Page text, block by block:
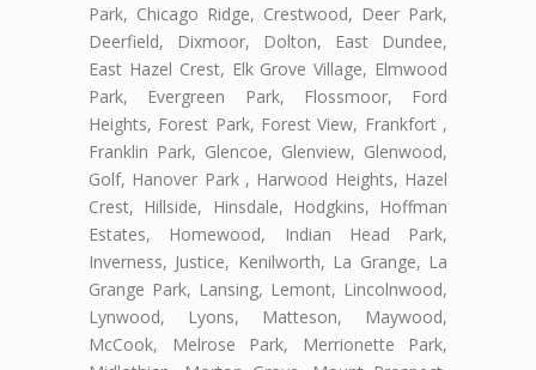
Park, Chicago Ridge, Crestwood, Deer Park,
Deerfield, Dixmoor, Dolton, East Dundee,
East Hazel Crest, Elk Grove Village, Elmwood
Park, Evergreen Park, Flossmoor, Ford
Heights, Forest Park, Forest View, Frankfort ,
Franklin Park, Glencoe, Glenview, Glenwood,
Golf, Hanover Park , Harwood Heights, Hazel
Crest, Hillside, Hinsdale, Hodgkins, Hoffman
Estates, Homewood, Indian Head Park,
Inverness, Justice, Kenilworth, La Grange, La
Grange Park, Lansing, Lemont, Lincolnwood,
Lynwood, Lyons, Matteson, Maywood,
McCook, Melrose Park, Merrionette Park,